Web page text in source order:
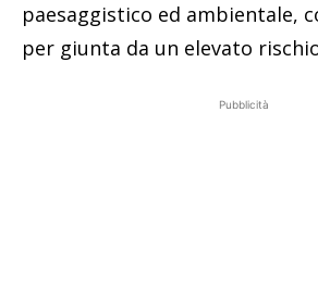
paesaggistico ed ambientale,
per giunta da un elevato
Pubblicità